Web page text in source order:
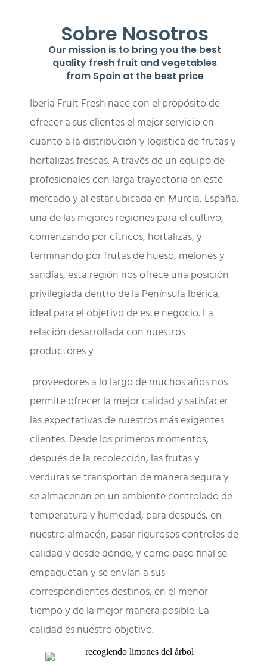
Sobre Nosotros
Our mission is to bring you the best
quality fresh fruit and vegetables
from Spain at the best price
Iberia Fruit Fresh nace con el propósito de
ofrecer a sus clientes el mejor servicio en
cuanto a la distribución y logística de frutas y
hortalizas frescas. A través de un equipo de
profesionales con larga trayectoria en este
mercado y al estar ubicada en Murcia, España,
una de las mejores regiones para el cultivo,
comenzando por cítricos, hortalizas, y
terminando por frutas de hueso, melones y
sandías, esta región nos ofrece una posición
privilegiada dentro de la Península Ibérica,
ideal para el objetivo de este negocio. La
relación desarrollada con nuestros
productores y
proveedores a lo largo de muchos años nos
permite ofrecer la mejor calidad y satisfacer
las expectativas de nuestros más exigentes
clientes. Desde los primeros momentos,
después de la recolección, las frutas y
verduras se transportan de manera segura y
se almacenan en un ambiente controlado de
temperatura y humedad, para después, en
nuestro almacén, pasar rigurosos controles de
calidad y desde dónde, y como paso final se
empaquetan y se envían a sus
correspondientes destinos, en el menor
tiempo y de la mejor manera posible. La
calidad es nuestro objetivo.